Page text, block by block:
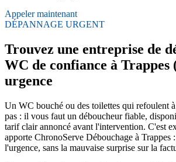
Appeler maintenant
DÉPANNAGE URGENT
Trouvez une entreprise de
WC de confiance à Trappes
urgence
Un WC bouché ou des toilettes qui refoulent
pas : il vous faut un déboucheur fiable,
tarif clair annoncé avant l'intervention. C'est
apporte ChronoServe Débouchage à Trappes
l'urgence, sans la mauvaise surprise sur la